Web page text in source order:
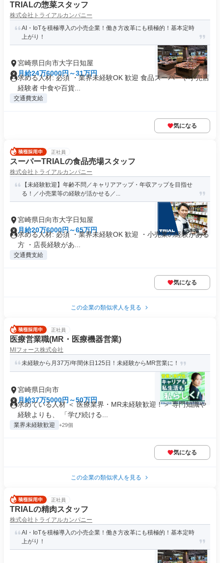
TRIALの惣菜スタッフ
株式会社トライアルカンパニー
AI・IoTを積極導入の小売企業！働き方改革にも積極的！基本定時
上がり！
宮崎県日向市大字日知屋
月給24万6000円～31万円
求める人材: 必須 ・業界未経験OK 歓迎 食品スーパーや小売店
経験者 中食や百貨...
交通費支給
気になる
正社員
スーパーTRIALの食品売場スタッフ
株式会社トライアルカンパニー
【未経験歓迎】年齢不問／キャリアアップ・年収アップを目指せ
る！／小売業等の経験が活かせる／...
宮崎県日向市大字日知屋
月給20万6000円～65万円
求める人材: 必須 ・業界未経験OK 歓迎 ・小売業の経験がある
方 ・店長経験があ...
交通費支給
気になる
この企業の類似求人を見る
正社員
医療営業職(MR・医療機器営業)
MIフォース株式会社
未経験から月37万/年間休日125日！未経験からMR営業に！
宮崎県日向市
月給37万5000円～50万円
求めている人材 ＜ 医療業界・MR未経験歓迎！＞ 専門知識や
経験よりも、 「学び続ける...
業界未経験歓迎 +29個
気になる
この企業の類似求人を見る
正社員
TRIALの精肉スタッフ
株式会社トライアルカンパニー
AI・IoTを積極導入の小売企業！働き方改革にも積極的！基本定時
上がり！